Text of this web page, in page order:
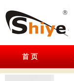
首 页